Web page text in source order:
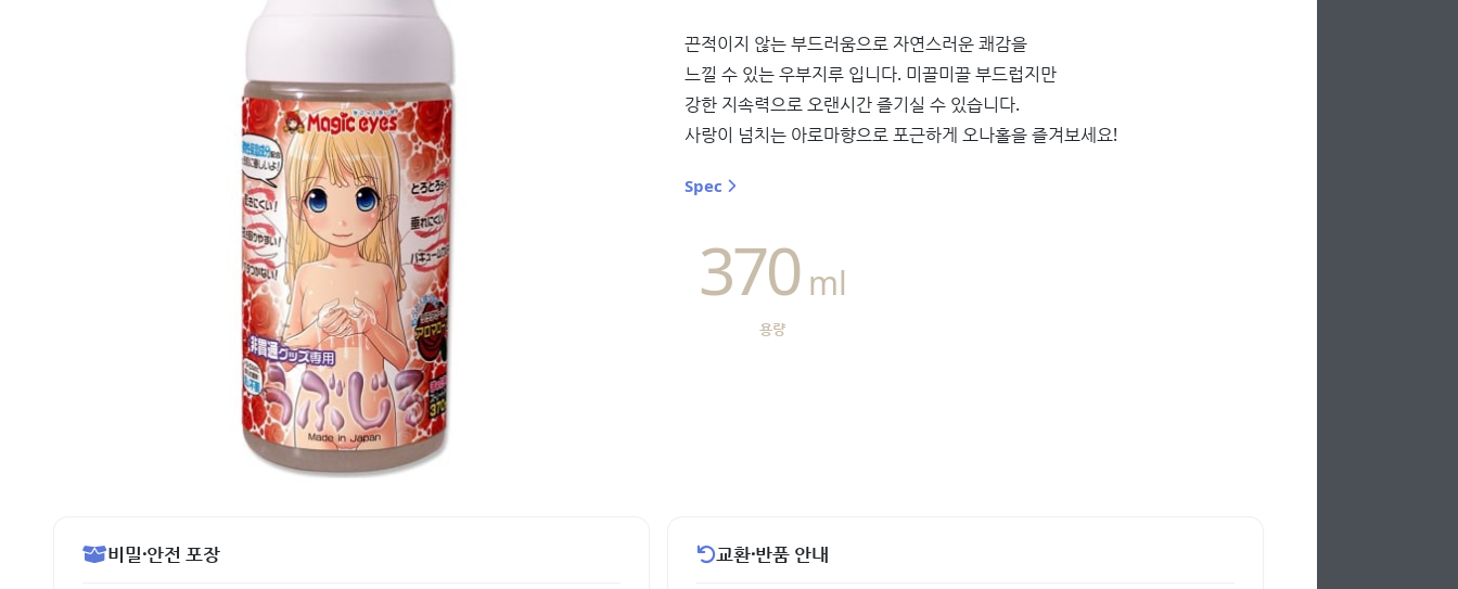
끈적이지 않는 부드러움으로 자연스러운 쾌감을
느낄 수 있는 우부지루 입니다. 미끌미끌 부드럽지만
강한 지속력으로 오랜시간 즐기실 수 있습니다.
사랑이 넘치는 아로마향으로 포근하게 오나홀을 즐겨보세요!
Spec
용량
370 ml
비밀·안전 포장 교환·반품 안내